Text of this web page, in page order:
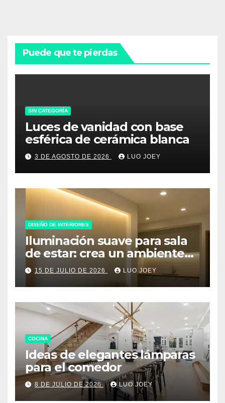
Puede que te pierdas
SIN CATEGORÍA
Luces de vanidad con base
esférica de cerámica blanca
3 DE AGOSTO DE 2026 LUO JOEY
DISEÑO DE INTERIORES
Iluminación suave para sala
de estar: crea un ambiente
acogedor
15 DE JULIO DE 2026 LUO JOEY
COCINA
Ideas de elegantes lámparas
para el comedor
8 DE JULIO DE 2026 LUO JOEY